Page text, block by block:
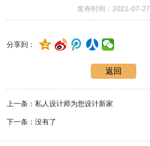
发布时间：2021-07-27
分享到：
返回
上一条：私人设计师为您设计新家
下一条：没有了